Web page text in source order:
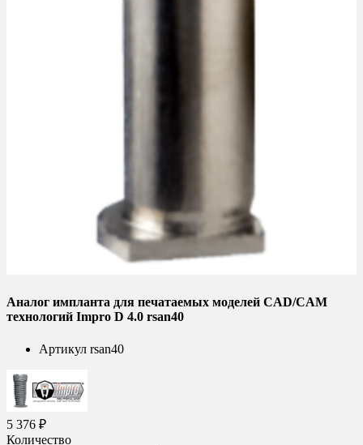
Аналог импланта для печатаемых моделей CAD/CAM
технологий Impro D 4.0 rsan40
Артикул rsan40
5 376 ₽
Количество